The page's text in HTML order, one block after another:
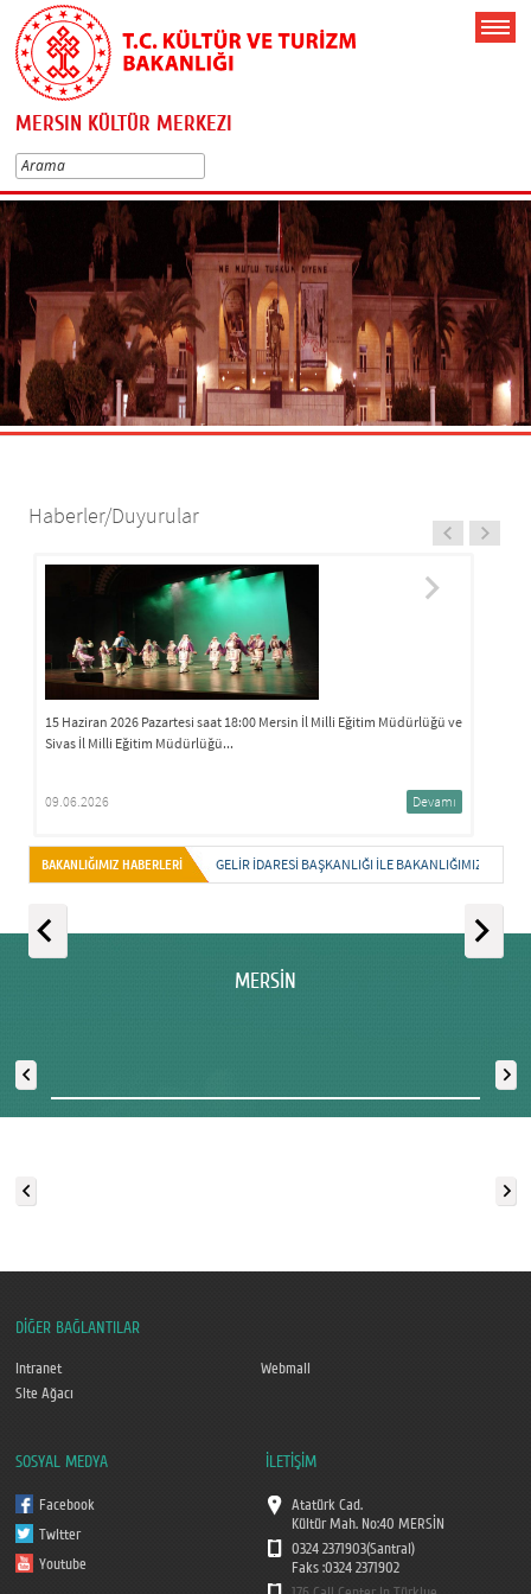
MERSIN KÜLTÜR MERKEZI
Haberler/Duyurular
15 Haziran 2026 Pazartesi saat 18:00 Mersin İl Milli Eğitim Müdürlüğü ve
Sivas İl Milli Eğitim Müdürlüğü...
09.06.2026 Devamı
BAKANLIĞIMIZ HABERLERİ GELIR İDARESI BAŞKANLIĞI ILE BAKANLIĞIMIZ
MERSIN
DİĞER BAĞLANTILAR
Intranet
Webmail
Site Ağacı
SOSYAL MEDYA
Facebook
Twitter
Youtube
İLETİŞİM
Atatürk Cad.
Kültür Mah. No:40 MERSİN
0324 2371903(Santral)
Faks :0324 2371902